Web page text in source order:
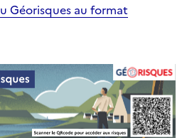
Géorisques au format